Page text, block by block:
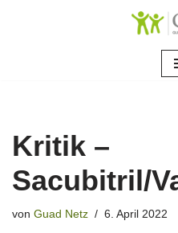
Kritik –
Sacubitril/
von Guad Netz 6. April 2022